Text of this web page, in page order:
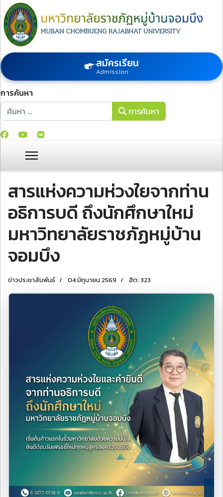
สมัครเรียน
Admission
การค้นหา
การค้นหา
การค้นหา
สารแห่งความห่วงใยจากท่าน
อธิการบดี ถึงนักศึกษาใหม่
มหาวิทยาลัยราชภัฏหมู่บ้าน
จอมบึง
ข่าวประชาสัมพันธ์ 04 มิถุนายน 2569 ฮิต: 323